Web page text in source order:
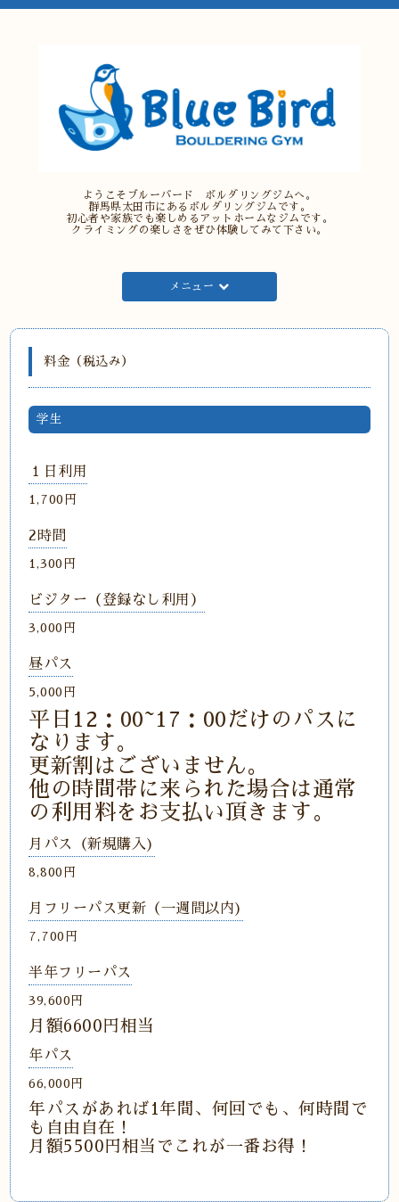
ようこそブルーバード ボルダリングジムへ。
群馬県太田市にあるボルダリングジムです。
初心者や家族でも楽しめるアットホームなジムです。
クライミングの楽しさをぜひ体験してみて下さい。
メニュー
料金（税込み）
学生
１日利用
1,700円
2時間
1,300円
ビジター（登録なし利用）
3,000円
昼パス
5,000円
平日12：00~17：00だけのパスに
なります。
更新割はございません。
他の時間帯に来られた場合は通常
の利用料をお支払い頂きます。
月パス（新規購入)
8,800円
月フリーパス更新（一週間以内)
7,700円
半年フリーパス
39,600円
月額6600円相当
年パス
66,000円
年パスがあれば1年間、何回でも、何時間で
も自由自在！
月額5500円相当でこれが一番お得！